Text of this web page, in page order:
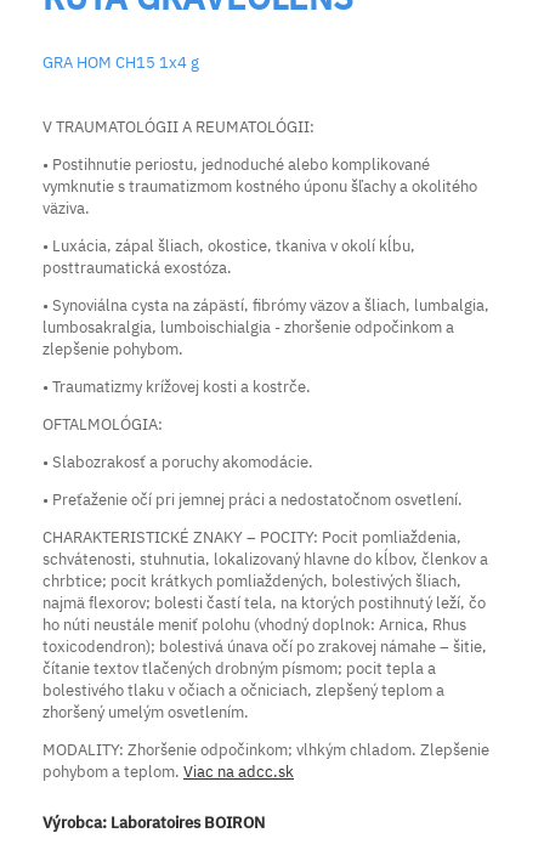
GRA HOM CH15 1x4 g
V TRAUMATOLÓGII A REUMATOLÓGII:
• Postihnutie periostu, jednoduché alebo komplikované
vymknutie s traumatizmom kostného úponu šľachy a okolitého
väziva.
• Luxácia, zápal šliach, okostice, tkaniva v okolí kĺbu,
posttraumatická exostóza.
• Synoviálna cysta na zápästí, fibrómy väzov a šliach, lumbalgia,
lumbosakralgia, lumboischialgia - zhoršenie odpočinkom a
zlepšenie pohybom.
• Traumatizmy krížovej kosti a kostrče.
OFTALMOLÓGIA:
• Slabozrakosť a poruchy akomodácie.
• Preťaženie očí pri jemnej práci a nedostatočnom osvetlení.
CHARAKTERISTICKÉ ZNAKY – POCITY: Pocit pomliaždenia,
schvátenosti, stuhnutia, lokalizovaný hlavne do kĺbov, členkov a
chrbtice; pocit krátkych pomliaždených, bolestivých šliach,
najmä flexorov; bolesti častí tela, na ktorých postihnutý leží, čo
ho núti neustále meniť polohu (vhodný doplnok: Arnica, Rhus
toxicodendron); bolestivá únava očí po zrakovej námahe – šitie,
čítanie textov tlačených drobným písmom; pocit tepla a
bolestivého tlaku v očiach a očniciach, zlepšený teplom a
zhoršený umelým osvetlením.
MODALITY: Zhoršenie odpočinkom; vlhkým chladom. Zlepšenie
pohybom a teplom. Viac na adcc.sk
Výrobca: Laboratoires BOIRON